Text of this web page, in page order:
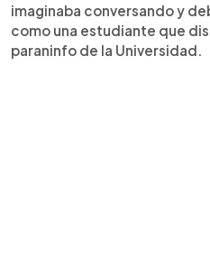
imaginaba conversando y
como una estudiante que
paraninfo de la Universidad.